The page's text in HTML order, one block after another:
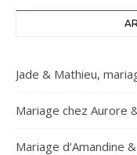
Jade & Mathieu,
Mariage chez Aurore
Mariage d’Amandine